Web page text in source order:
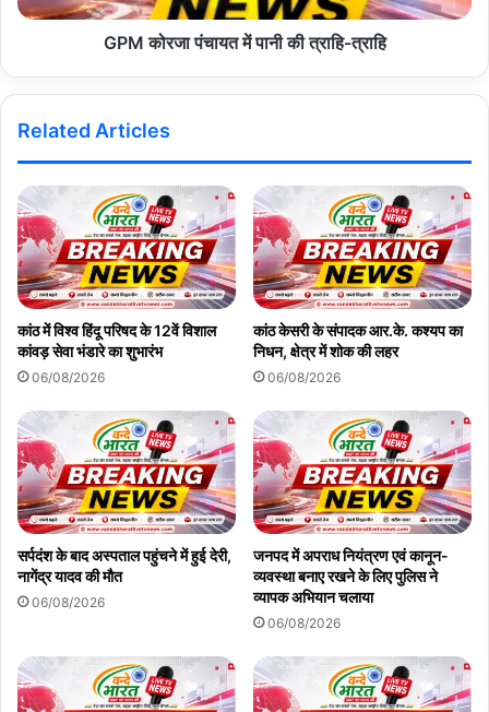
GPM कोरजा पंचायत में पानी की त्राहि-त्राहि
Related Articles
कांठ में विश्व हिंदू परिषद के 12वें विशाल
कांवड़ सेवा भंडारे का शुभारंभ
06/08/2026
कांठ केसरी के संपादक आर.के. कश्यप का
निधन, क्षेत्र में शोक की लहर
06/08/2026
सर्पदंश के बाद अस्पताल पहुंचने में हुई देरी,
नागेंद्र यादव की मौत
06/08/2026
जनपद में अपराध नियंत्रण एवं कानून-
व्यवस्था बनाए रखने के लिए पुलिस ने
व्यापक अभियान चलाया
06/08/2026